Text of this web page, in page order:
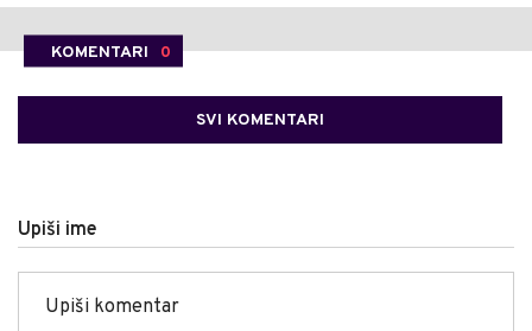
KOMENTARI 0
SVI KOMENTARI
Upiši ime